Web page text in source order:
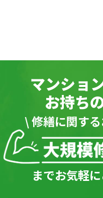
マンショ
お持ち
\ 修繕に関す
までお気軽